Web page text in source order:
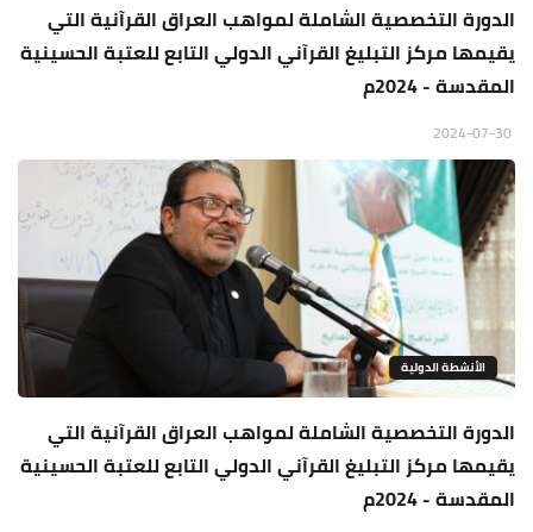
الدورة التخصصية الشاملة لمواهب العراق القرآنية التي
يقيمها مركز التبليغ القرآني الدولي التابع للعتبة الحسينية
المقدسة - 2024م
الأنشطة الدولية
الدورة التخصصية الشاملة لمواهب العراق القرآنية التي
يقيمها مركز التبليغ القرآني الدولي التابع للعتبة الحسينية
المقدسة - 2024م